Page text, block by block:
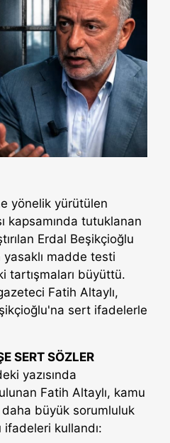
yönelik yürütülen
kapsamında tutuklanan
Erdal Beşikçioğlu
yasaklı madde testi
tartışmaları büyüttü.
Fatih Altaylı,
sert ifadelerle
SERT SÖZLER
yazısında
Fatih Altaylı, kamu
büyük sorumluluk
ifadeleri kullandı: